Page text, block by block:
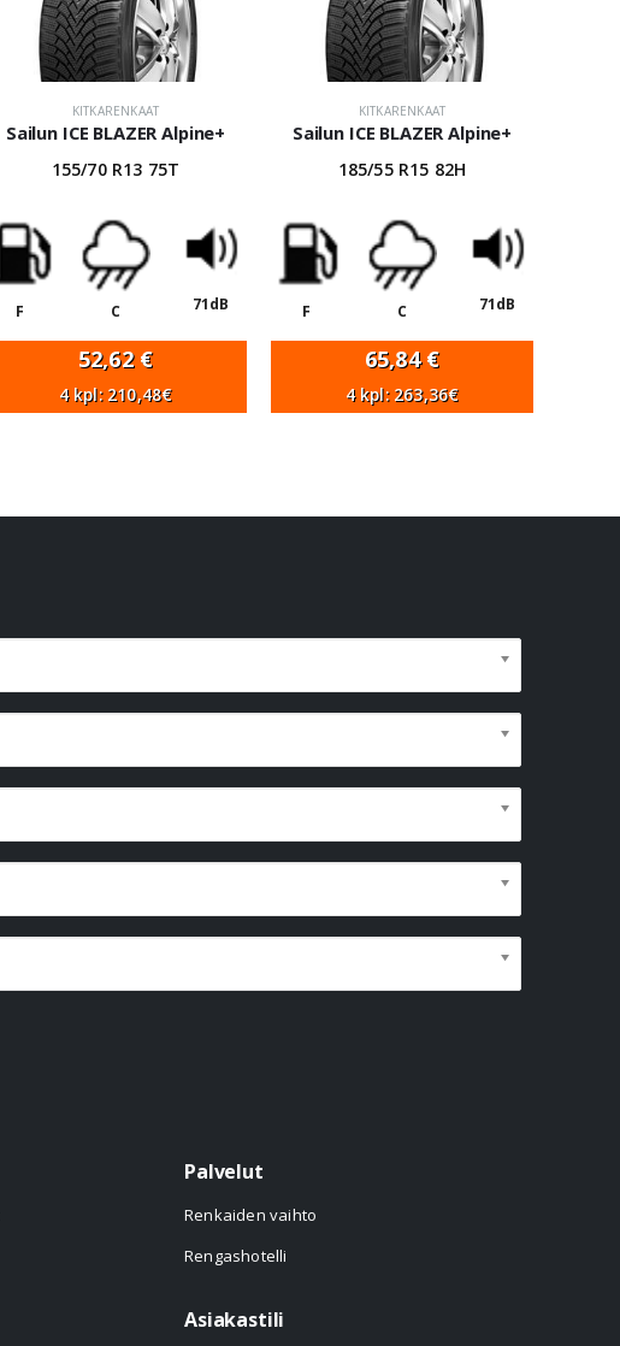
KITKARENKAAT
Sailun ICE BLAZER Alpine+
155/70 R13 75T
F C 71dB
52,62 €
4 kpl: 210,48€
KITKARENKAAT
Sailun ICE BLAZER Alpine+
185/55 R15 82H
F C 71dB
65,84€
4 kpl: 263,36€
Palvelut
Renkaiden vaihto
Rengashotelli
Asiakastili